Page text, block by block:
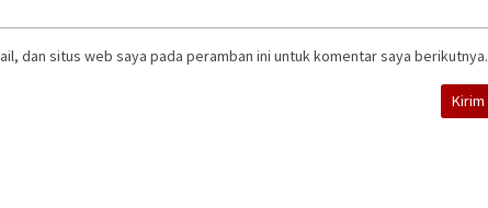
dan situs web saya pada peramban ini untuk komentar saya berikutnya.